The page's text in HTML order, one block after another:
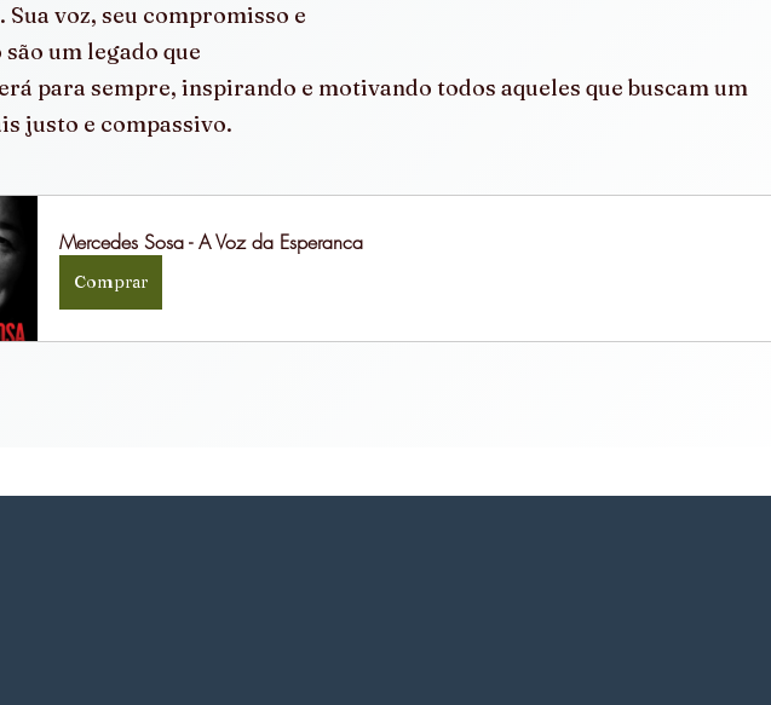
Sua voz, seu compromisso e
um legado que
para sempre, inspirando e motivando todos aqueles que buscam um
justo e compassivo.
Mercedes Sosa - A Voz da Esperanca
Comprar